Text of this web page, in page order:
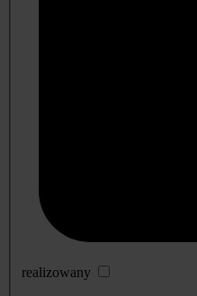
realizowany